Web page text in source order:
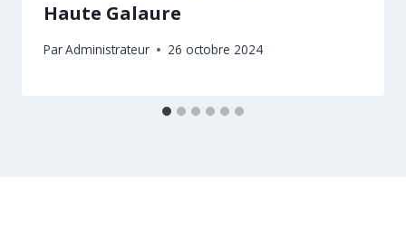
Haute Galaure
ParAdministrateur 26 octobre 2024